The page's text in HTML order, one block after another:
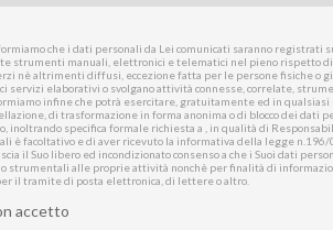
che i dati personali da Lei comunicati saranno
strumenti manuali, elettronici e telematici nel pieno rispetto
nè altrimenti diffusi, eccezione fatta per le persone fisiche o
elaborativi o svolgano attività connesse, correlate,
infine che potrà esercitare, gratuitamente ed in
di trasformazione in forma anonima o di blocco dei dati
inoltrando specifica formale richiesta a , in qualità di
è facoltativo e di aver ricevuto la informativa della legge n.196/
il Suo libero ed incondizionato consenso a che i Suoi dati
strumentali alle proprie attività nonchè per finalità di
il tramite di posta elettronica, di lettere o altro.
accetto